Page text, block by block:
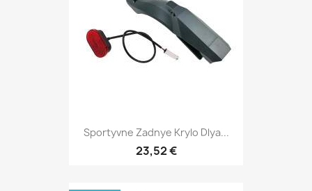
Sportyvne Zadnye Krylo Dlya...
23,52 €